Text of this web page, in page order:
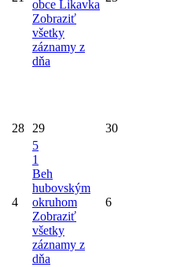
obce Likavka
Zobraziť
všetky
záznamy z
dňa
28 29 30
4
5
1
Beh
hubovským
okruhom
Zobraziť
všetky
záznamy z
dňa
6